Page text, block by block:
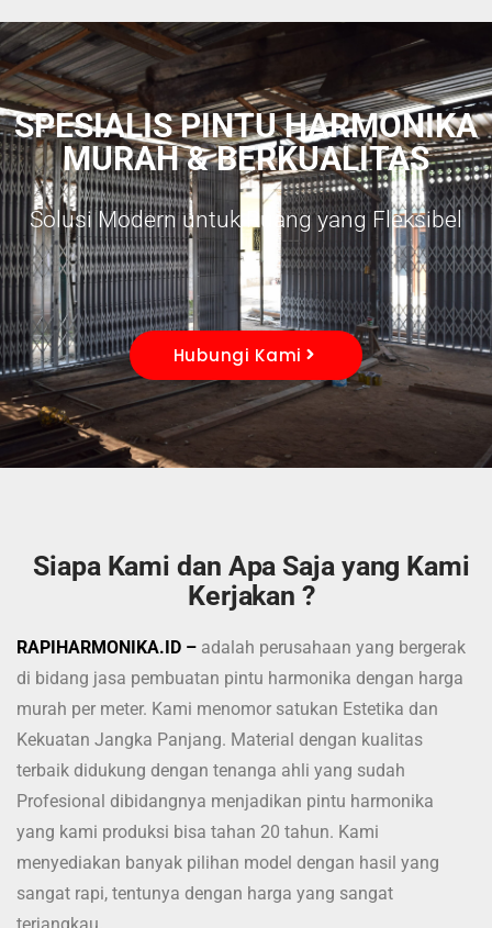
SPESIALIS PINTU HARMONIKA
MURAH & BERKUALITAS
Solusi Modern untuk Ruang yang Fleksibel
Hubungi Kami
Siapa Kami dan Apa Saja yang Kami
Kerjakan ?
RAPIHARMONIKA.ID – adalah perusahaan yang bergerak
di bidang jasa pembuatan pintu harmonika dengan harga
murah per meter. Kami menomor satukan Estetika dan
Kekuatan Jangka Panjang. Material dengan kualitas
terbaik didukung dengan tenanga ahli yang sudah
Profesional dibidangnya menjadikan pintu harmonika
yang kami produksi bisa tahan 20 tahun. Kami
menyediakan banyak pilihan model dengan hasil yang
sangat rapi, tentunya dengan harga yang sangat